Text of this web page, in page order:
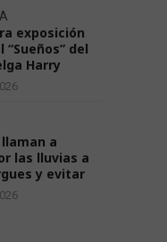
exposición
del
Harry
a
las lluvias a
y evitar